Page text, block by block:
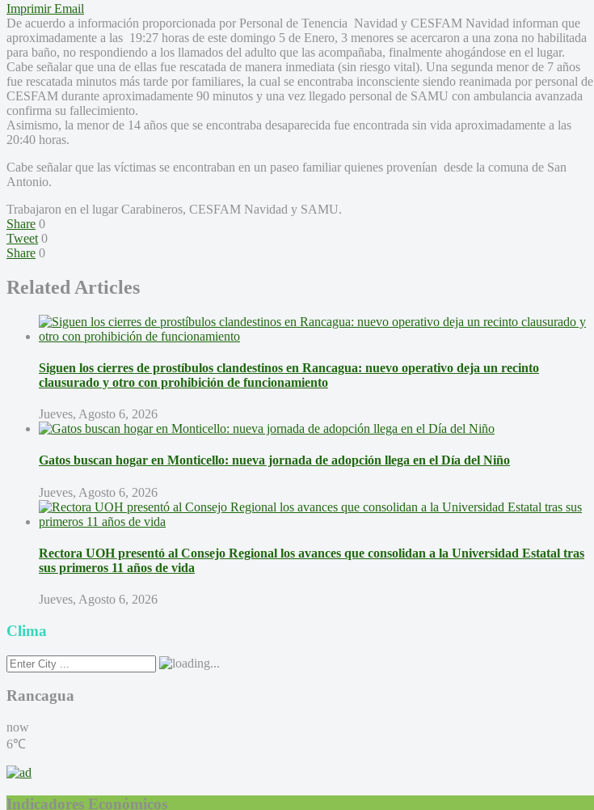
Imprimir Email
De acuerdo a información proporcionada por Personal de Tenencia Navidad y CESFAM Navidad informan que
aproximadamente a las 19:27 horas de este domingo 5 de Enero, 3 menores se acercaron a una zona no habilitada
para baño, no respondiendo a los llamados del adulto que las acompañaba, finalmente ahogándose en el lugar.
Cabe señalar que una de ellas fue rescatada de manera inmediata (sin riesgo vital). Una segunda menor de 7 años
fue rescatada minutos más tarde por familiares, la cual se encontraba inconsciente siendo reanimada por personal de
CESFAM durante aproximadamente 90 minutos y una vez llegado personal de SAMU con ambulancia avanzada
confirma su fallecimiento.
Asimismo, la menor de 14 años que se encontraba desaparecida fue encontrada sin vida aproximadamente a las
20:40 horas.
Cabe señalar que las víctimas se encontraban en un paseo familiar quienes provenían desde la comuna de San
Antonio.
Trabajaron en el lugar Carabineros, CESFAM Navidad y SAMU.
Share 0
Tweet 0
Share 0
Related Articles
Siguen los cierres de prostíbulos clandestinos en Rancagua: nuevo operativo deja un recinto
clausurado y otro con prohibición de funcionamiento
Jueves, Agosto 6, 2026
Gatos buscan hogar en Monticello: nueva jornada de adopción llega en el Día del Niño
Jueves, Agosto 6, 2026
Rectora UOH presentó al Consejo Regional los avances que consolidan a la Universidad Estatal tras
sus primeros 11 años de vida
Jueves, Agosto 6, 2026
Clima
Rancagua
now
6℃
Indicadores Económicos